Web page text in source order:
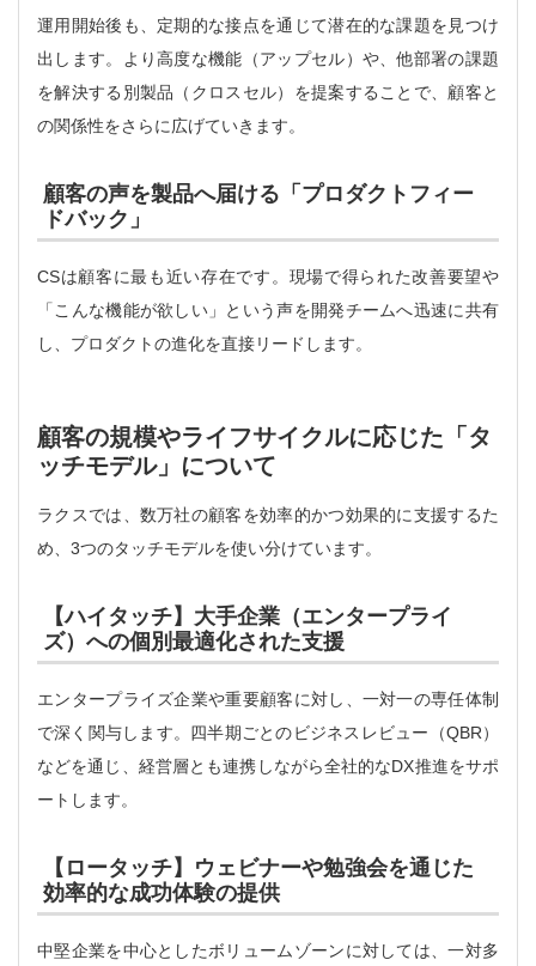
運用開始後も、定期的な接点を通じて潜在的な課題を見つけ
出します。より高度な機能（アップセル）や、他部署の課題
を解決する別製品（クロスセル）を提案することで、顧客と
の関係性をさらに広げていきます。
顧客の声を製品へ届ける「プロダクトフィー
ドバック」
CSは顧客に最も近い存在です。現場で得られた改善要望や
「こんな機能が欲しい」という声を開発チームへ迅速に共有
し、プロダクトの進化を直接リードします。
顧客の規模やライフサイクルに応じた「タ
ッチモデル」について
ラクスでは、数万社の顧客を効率的かつ効果的に支援するた
め、3つのタッチモデルを使い分けています。
【ハイタッチ】大手企業（エンタープライ
ズ）への個別最適化された支援
エンタープライズ企業や重要顧客に対し、一対一の専任体制
で深く関与します。四半期ごとのビジネスレビュー（QBR）
などを通じ、経営層とも連携しながら全社的なDX推進をサポ
ートします。
【ロータッチ】ウェビナーや勉強会を通じた
効率的な成功体験の提供
中堅企業を中心としたボリュームゾーンに対しては、一対多